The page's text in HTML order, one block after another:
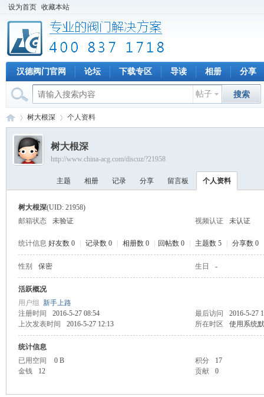
设为首页 收藏本站
汉德阀门官网 论坛 下载专区 导读 相册 分享
帖子 搜索
›
树大根深 个人资料
树大根深
http://www.china-acg.com/discuz/?21958
主题 相册 记录 分享 留言板 个人资料
树大根深(UID: 21958)
邮箱状态
未验证 视频认证 未认证
统计信息 好友数 0 记录数 0 相册数 0 回帖数 0 主题数 5 分享数 0
性别 保密 生日 -
活跃概况
用户组 新手上路
注册时间
2016-5-27 08:54 最后访问
2016-5-27
上次发表时间
2016-5-27 12:13 所在时区 使用系统
统计信息
已用空间
0 B 积分
17
金钱
12 贡献 0